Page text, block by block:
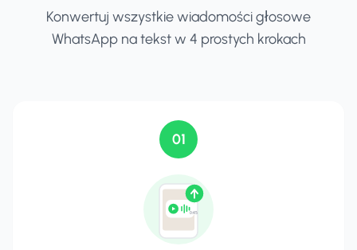
Konwertuj wszystkie wiadomości głosowe
WhatsApp na tekst w 4 prostych krokach
01
0:45